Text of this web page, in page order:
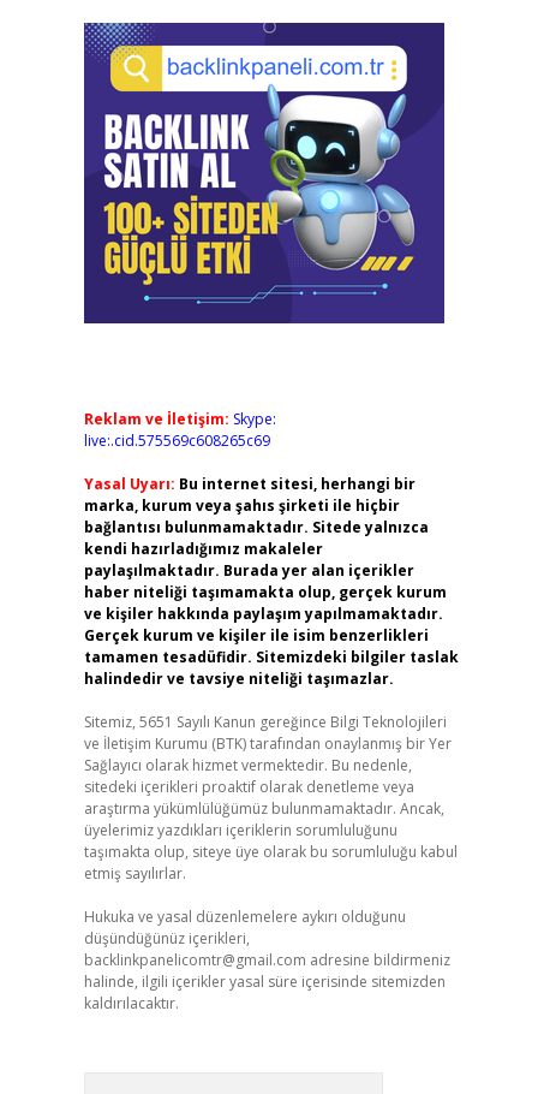
Reklam ve İletişim: Skype:
live:.cid.575569c608265c69
Yasal Uyarı: Bu internet sitesi, herhangi bir
marka, kurum veya şahıs şirketi ile hiçbir
bağlantısı bulunmamaktadır. Sitede yalnızca
kendi hazırladığımız makaleler
paylaşılmaktadır. Burada yer alan içerikler
haber niteliği taşımamakta olup, gerçek kurum
ve kişiler hakkında paylaşım yapılmamaktadır.
Gerçek kurum ve kişiler ile isim benzerlikleri
tamamen tesadüfidir. Sitemizdeki bilgiler taslak
halindedir ve tavsiye niteliği taşımazlar.
Sitemiz, 5651 Sayılı Kanun gereğince Bilgi Teknolojileri
ve İletişim Kurumu (BTK) tarafından onaylanmış bir Yer
Sağlayıcı olarak hizmet vermektedir. Bu nedenle,
sitedeki içerikleri proaktif olarak denetleme veya
araştırma yükümlülüğümüz bulunmamaktadır. Ancak,
üyelerimiz yazdıkları içeriklerin sorumluluğunu
taşımakta olup, siteye üye olarak bu sorumluluğu kabul
etmiş sayılırlar.
Hukuka ve yasal düzenlemelere aykırı olduğunu
düşündüğünüz içerikleri,
backlinkpanelicomtr@gmail.com adresine bildirmeniz
halinde, ilgili içerikler yasal süre içerisinde sitemizden
kaldırılacaktır.